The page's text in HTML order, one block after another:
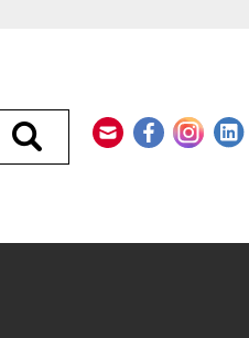
Durchsuchen